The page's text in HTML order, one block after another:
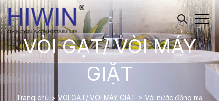
VÒI GẠT/ VÒI MÁY
GIẶT
Trang chủ > VÒI GẠT/ VÒI MÁY GIẶT > Vòi nước đồng mạ